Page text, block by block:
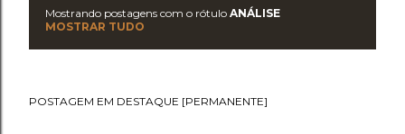
s
Mostrando postagens com o rótulo ANÁLISE
MOSTRAR TUDO
POSTAGEM EM DESTAQUE [PERMANENTE]